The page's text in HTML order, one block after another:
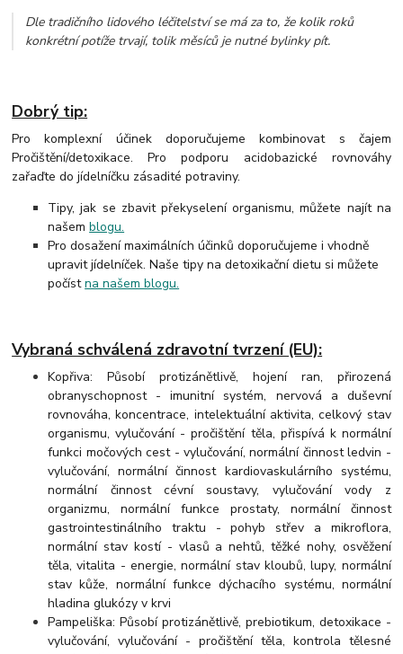
Dle tradičního lidového léčitelství se má za to, že kolik roků
konkrétní potíže trvají, tolik měsíců je nutné bylinky pít.
Dobrý tip:
Pro komplexní účinek doporučujeme kombinovat s čajem
Pročištění/detoxikace. Pro podporu acidobazické rovnováhy
zařaďte do jídelníčku zásadité potraviny.
Tipy, jak se zbavit překyselení organismu, můžete najít na
našemblogu.
Pro dosažení maximálních účinků doporučujeme i vhodně
upravit jídelníček. Naše tipy na detoxikační dietu si můžete
počístna našem blogu.
Vybraná schválená zdravotní tvrzení (EU):
Kopřiva: Působí protizánětlivě, hojení ran, přirozená
obranyschopnost - imunitní systém, nervová a duševní
rovnováha, koncentrace, intelektuální aktivita, celkový stav
organismu, vylučování - pročištění těla, přispívá k normální
funkci močových cest - vylučování, normální činnost ledvin -
vylučování, normální činnost kardiovaskulárního systému,
normální činnost cévní soustavy, vylučování vody z
organizmu, normální funkce prostaty, normální činnost
gastrointestinálního traktu - pohyb střev a mikroflora,
normální stav kostí - vlasů a nehtů, těžké nohy, osvěžení
těla, vitalita - energie, normální stav kloubů, lupy, normální
stav kůže, normální funkce dýchacího systému, normální
hladina glukózy v krvi
Pampeliška: Působí protizánětlivě, prebiotikum, detoxikace -
vylučování, vylučování - pročištění těla, kontrola tělesné